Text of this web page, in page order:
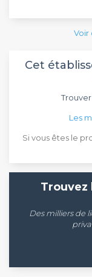
Voir
Cet
Les
Si vous êtes le
Trouvez
Des milliers de